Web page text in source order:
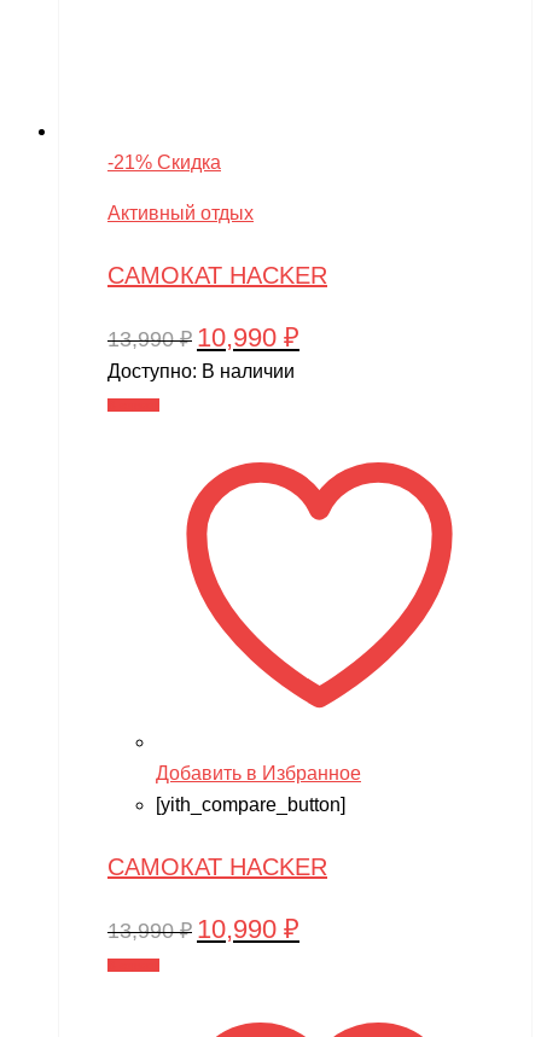
-21% Скидка
Активный отдых
САМОКАТ HACKER
13,990₽ Первоначальная
цена
10,990 ₽
Доступно: В наличии
Добавить в Избранное
[yith_compare_button]
САМОКАТ HACKER
13,990₽ Первоначальная
13,990 ₽.
10,990 ₽